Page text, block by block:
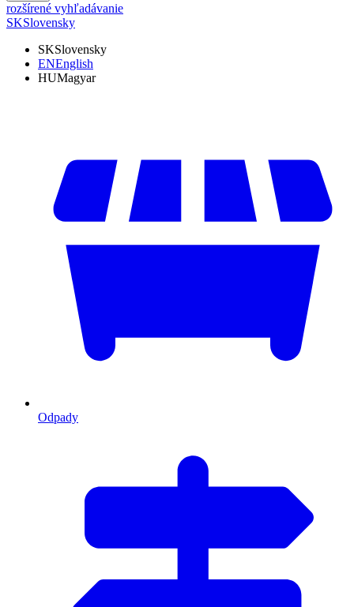
rozšírené vyhľadávanie
SKSlovensky
SKSlovensky
ENEnglish
HUMagyar
Odpady